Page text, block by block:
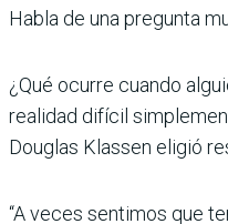
Habla de una pregunta
¿Qué ocurre cuando
realidad difícil
Douglas Klassen eligió
“A veces sentimos que